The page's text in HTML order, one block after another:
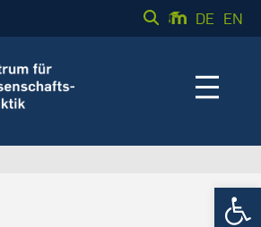
DE EN